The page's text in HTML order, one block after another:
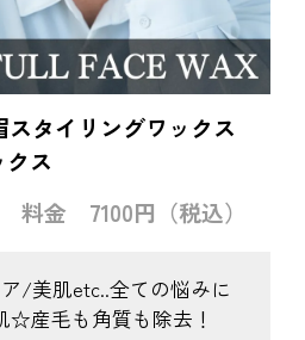
スタイリングワックス
ス
料金 7100円（税込）
/美肌etc..全ての悩みに
☆産毛も角質も除去！